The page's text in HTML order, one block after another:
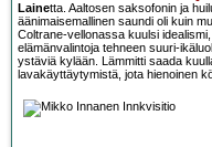
Lainetta. Aaltosen saksofonin ja
äänimaisemallinen saundi oli kuin
Coltrane-vellonassa kuulsi
elämänvalintoja tehneen suuri-
ystäviä kylään. Lämmitti saada
lavakäyttäytymistä, jota hienoinen